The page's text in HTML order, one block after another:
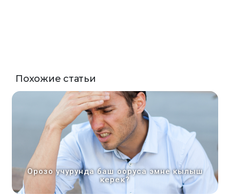
Похожие статьи
Орозо учурунда баш ооруса эмне кылыш
керек?